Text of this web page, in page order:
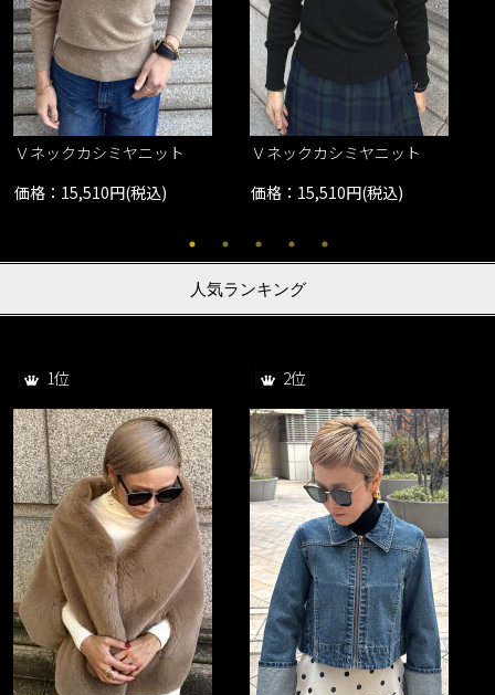
Ｖネックカシミヤニット
価格：15,510円(税込)
Ｖネックカシミヤニット
価格：15,510円(税込)
人気ランキング
1位 2位